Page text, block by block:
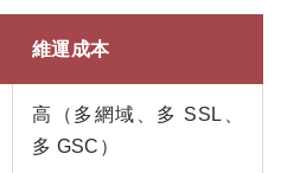
維運成本
高（多網域、多 SSL、
多 GSC）